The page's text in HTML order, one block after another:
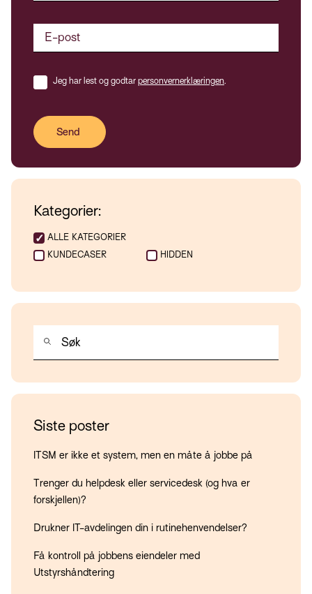
Jeg har lest og godtar personvernerklæringen.
Kategorier:
ALLE KATEGORIER
KUNDECASER
HIDDEN
Siste poster
ITSM er ikke et system, men en måte å jobbe på
Trenger du helpdesk eller servicedesk (og hva er
forskjellen)?
Drukner IT-avdelingen din i rutinehenvendelser?
Få kontroll på jobbens eiendeler med
Utstyrshåndtering